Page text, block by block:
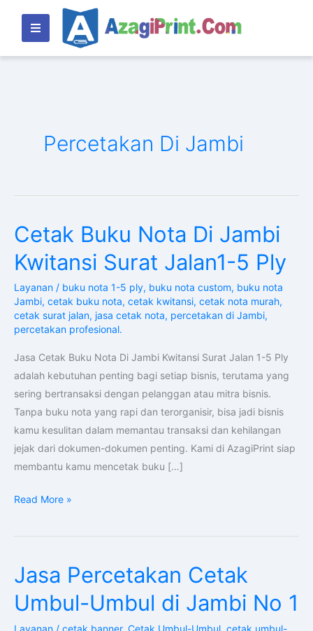
konten
Percetakan Di Jambi
Cetak Buku Nota Di Jambi
Kwitansi Surat Jalan1-5 Ply
Layanan / buku nota 1-5 ply, buku nota custom, buku nota
Jambi, cetak buku nota, cetak kwitansi, cetak nota murah,
cetak surat jalan, jasa cetak nota, percetakan di Jambi,
percetakan profesional.
Jasa Cetak Buku Nota Di Jambi Kwitansi Surat Jalan 1-5 Ply
adalah kebutuhan penting bagi setiap bisnis, terutama yang
sering bertransaksi dengan pelanggan atau mitra bisnis.
Tanpa buku nota yang rapi dan terorganisir, bisa jadi bisnis
kamu kesulitan dalam memantau transaksi dan kehilangan
jejak dari dokumen-dokumen penting. Kami di AzagiPrint siap
membantu kamu mencetak buku […]
Cetak
Buku
Nota
Di
Jambi
Kwitansi
Surat
Jalan1-
5
Ply
Read More »
Jasa Percetakan Cetak
Umbul-Umbul di Jambi No 1
Layanan / cetak banner, Cetak Umbul-Umbul, cetak umbul-
Jasa
Percetakan
Cetak
Umbul-